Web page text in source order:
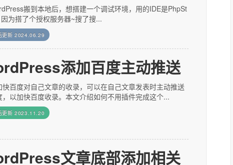
搬到本地后，想搭建一个调试环境，用的IDE是PhpSt
为搭了个授权服务器~搜了搜...
更新2024.06.29
添加百度主动推送
快百度对自己文章的收录，可以在自己文章发表时主动推送
，以加快百度收录。本文介绍如何不用插件完成这个...
更新2023.11.20
文章底部添加相关